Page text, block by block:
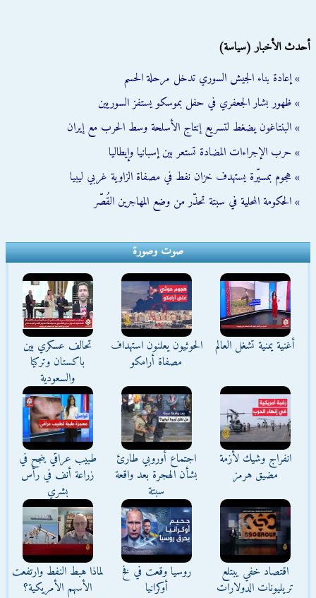
أحدث الأخبار (سياسة)
» إعادة بناء الجيش السوري تدخل مرحلة الحسم
» ظهور بشار الجعفري في حفل بموسكو يستفز السوريين
» البنتاغون يضغط لتسريع إنتاج الأسلحة وسط الحرب مع إيران
» حرب الإجراءات المضادة تستعر بين إسبانيا وإيطاليا
» هجوم بمسيّرة يستهدف خزان نفط في مصفاة الزاوية غربي ليبيا
» الحكومة المحلية في سبتة تحذّر من وضع المهاجرين القُصّر
صوت وصورة
أغنية يمنية تشغل العالم
الحوثيون يعلنون استهداف
مصفاة أرامكو
تحالف عسكري بين
باكستان وتركيا
والسعودية
انفراج وشيك لأزمة
مضيق هرمز
اجتماع أوروبي طارئ
بشأن الهجرة بعد واقعة
سبتة
طبيب عراقي ينجح في
زراعة أنف في رأس
بشري
اقتصاد خفي يبتلع
تريليونات الدولارات
روسيا وقعت في فخ
أوكرانيا
لماذا هبط النفط وارتفعت
الأسهم الأمريكية؟